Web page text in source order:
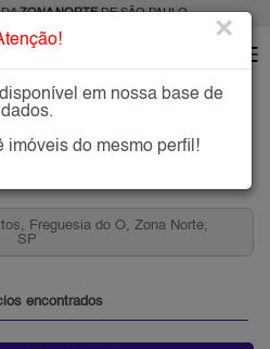
DAZONA NORTEDE SÃO PAULO
FREGUESIA DO Ó
do Ó, Zona Norte,
encontrados
×
em nossa base de
dados.
imóveis do mesmo perfil!